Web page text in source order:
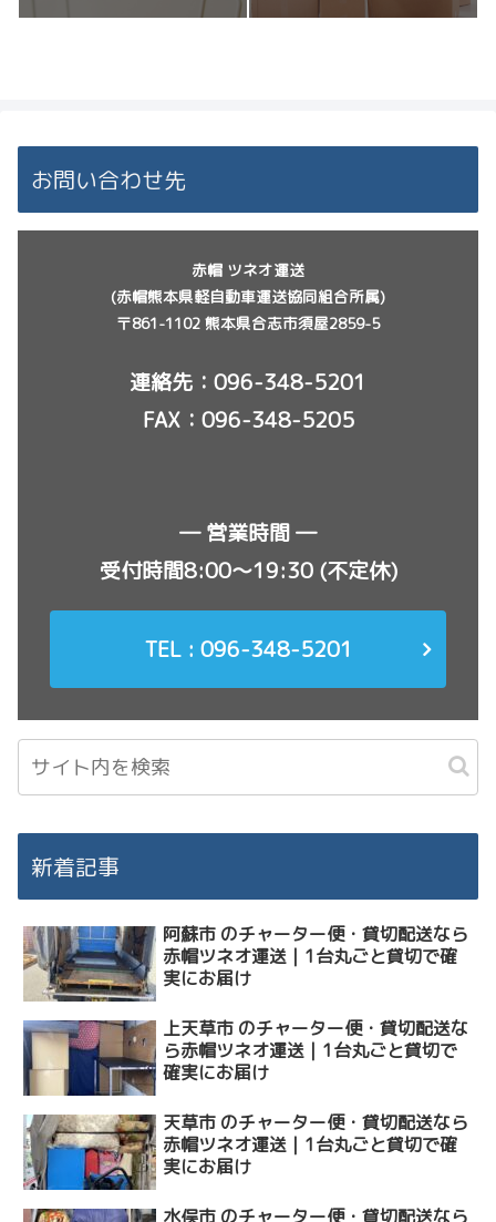
お問い合わせ先
赤帽 ツネオ運送
(赤帽熊本県軽自動車運送協同組合所属)
〒861-1102 熊本県合志市須屋2859-5
連絡先： 096-348-5201
FAX：096-348-5205
― 営業時間 ―
受付時間8:00〜19:30 (不定休)
TEL : 096-348-5201
新着記事
阿蘇市 のチャーター便・貸切配送なら
赤帽ツネオ運送｜1台丸ごと貸切で確
実にお届け
上天草市 のチャーター便・貸切配送な
ら赤帽ツネオ運送｜1台丸ごと貸切で
確実にお届け
天草市 のチャーター便・貸切配送なら
赤帽ツネオ運送｜1台丸ごと貸切で確
実にお届け
水俣市 のチャーター便・貸切配送なら